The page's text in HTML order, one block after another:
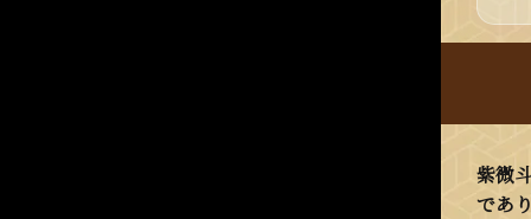
紫微
であ